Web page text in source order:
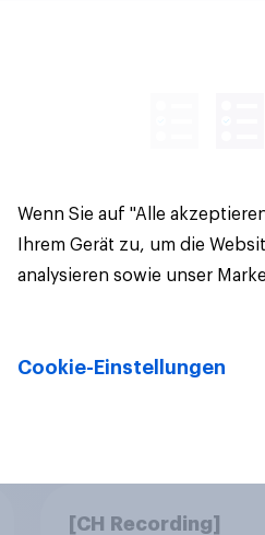
Mehr Genuss,
[CH Recording]
Wenn Sie auf "Alle
Ihrem Gerät zu, um die
analysieren sowie unser
Cookie-Einstellungen